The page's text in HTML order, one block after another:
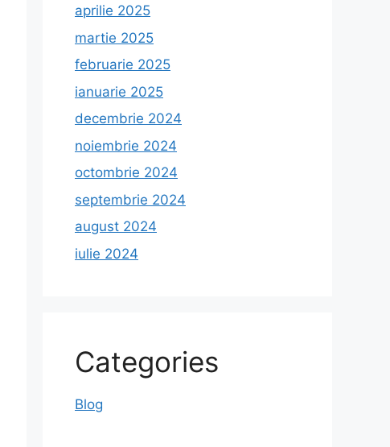
aprilie 2025
martie 2025
februarie 2025
ianuarie 2025
decembrie 2024
noiembrie 2024
octombrie 2024
septembrie 2024
august 2024
iulie 2024
Categories
Blog